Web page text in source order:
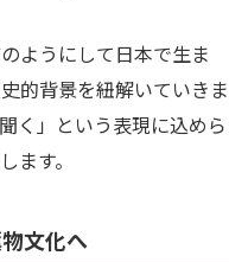
ようにして日本で生ま
的背景を紐解いていきま
く」という表現に込めら
ます。
文化へ